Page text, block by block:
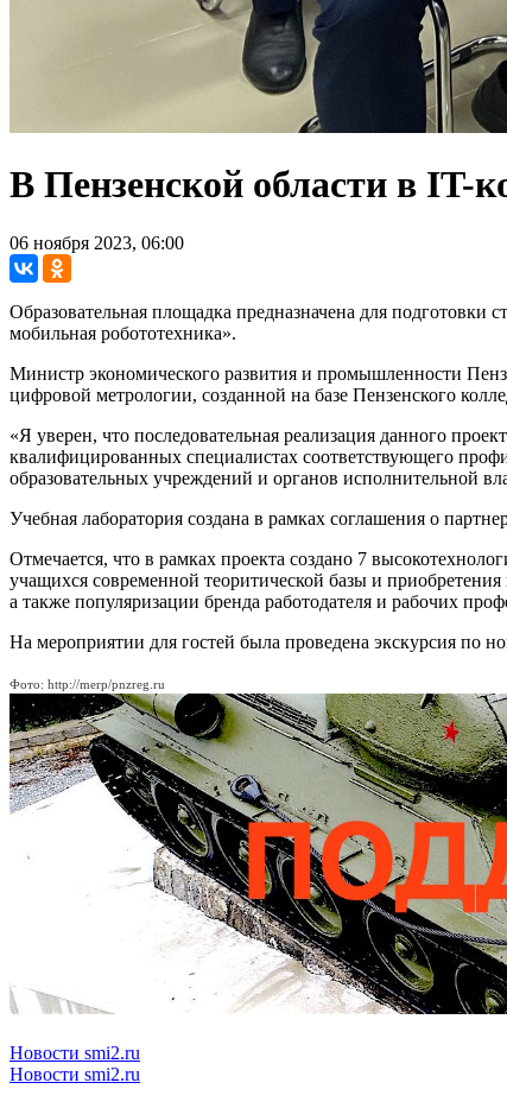
В Пензенской области в IT-
06 ноября 2023, 06:00
Образовательная площадка предназначена для
мобильная робототехника».
Министр экономического развития и промышленности
цифровой метрологии, созданной на базе Пензенского
«Я уверен, что последовательная реализация данного
квалифицированных специалистах соответствующего
образовательных учреждений и органов исполнительной
Учебная лаборатория создана в рамках соглашения о
Отмечается, что в рамках проекта создано 7
учащихся современной теоритической базы и
а также популяризации бренда работодателя и рабочих
На мероприятии для гостей была проведена экскурсия по
Фото: http://merp/pnzreg.ru
Новости smi2.ru
Новости smi2.ru